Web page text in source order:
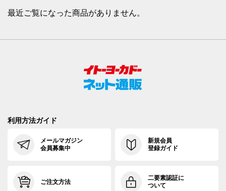
最近ご覧になった商品がありません。
利用方法ガイド
メールマガジン
会員募集中
新規会員
登録ガイド
ご注文方法
二要素認証に
ついて